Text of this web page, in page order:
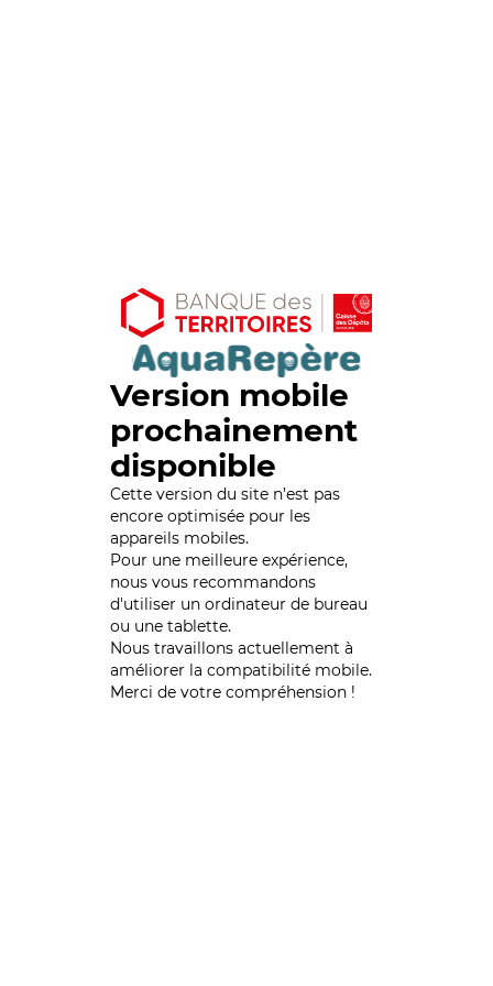
Version mobile
prochainement
disponible
Cette version du site n’est pas
encore optimisée pour les
appareils mobiles.
Pour une meilleure expérience,
nous vous recommandons
d'utiliser un ordinateur de bureau
ou une tablette.
Nous travaillons actuellement à
améliorer la compatibilité mobile.
Merci de votre compréhension !